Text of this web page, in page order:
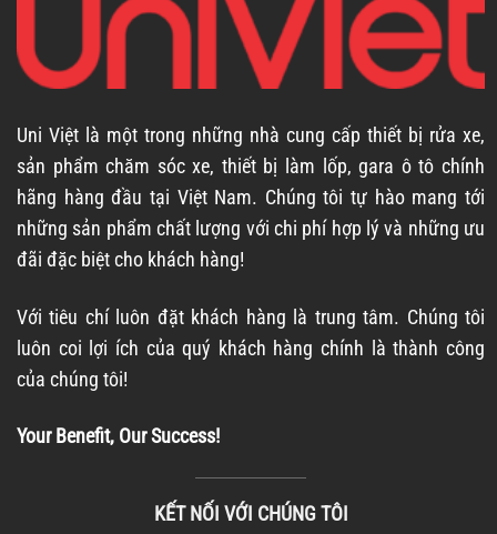
Uni Việt là một trong những nhà cung cấp thiết bị rửa xe,
sản phẩm chăm sóc xe, thiết bị làm lốp, gara ô tô chính
hãng hàng đầu tại Việt Nam. Chúng tôi tự hào mang tới
những sản phẩm chất lượng với chi phí hợp lý và những ưu
đãi đặc biệt cho khách hàng!
Với tiêu chí luôn đặt khách hàng là trung tâm. Chúng tôi
luôn coi lợi ích của quý khách hàng chính là thành công
của chúng tôi!
Your Benefit, Our Success!
KẾT NỐI VỚI CHÚNG TÔI